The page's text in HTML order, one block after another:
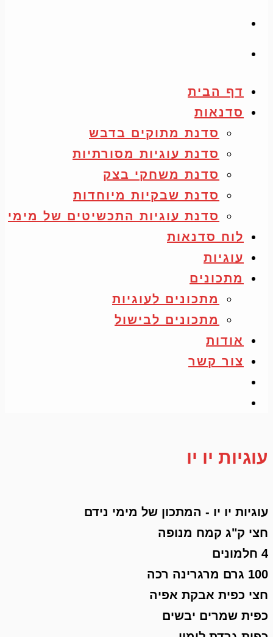
דף הבית
סדנאות
סדנת מתוקים בדבש
סדנת עוגיות מסורתיות
סדנת משחקי בצק
סדנת שבקיות מיוחדות
סדנת עוגיות התכשיטים של מימי
לוח סדנאות
עוגיות
מתכונים
מתכונים לעוגיות
מתכונים לבישול
אודות
צור קשר
עוגיות יו יו
עוגיות יו יו - המתכון של מימי נידם
חצי ק"ג קמח מנופה
4 חלמונים
100 גרם מרגרינה רכה
חצי כפית אבקת אפיה
כפית שמרים יבשים